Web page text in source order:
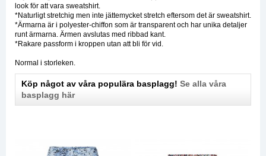
look för att vara sweatshirt.
*Naturligt stretchig men inte jättemycket stretch eftersom det är sweatshirt.
*Ärmarna är i polyester-chiffon som är transparent och har unika detaljer
runt ärmarna. Ärmen avslutas med ribbad kant.
*Rakare passform i kroppen utan att bli för vid.
Normal i storleken.
Köp något av våra populära basplagg! Se alla våra
basplagg här